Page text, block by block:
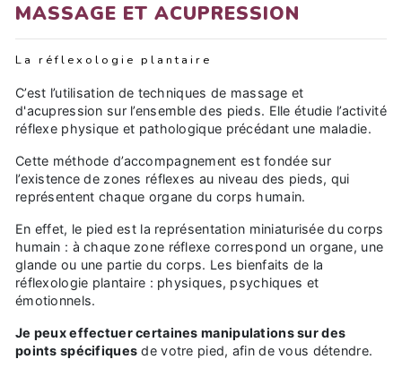
MASSAGE ET ACUPRESSION
La réflexologie plantaire
C’est l’utilisation de techniques de massage et
d'acupression sur l’ensemble des pieds. Elle étudie l’activité
réflexe physique et pathologique précédant une maladie.
Cette méthode d’accompagnement est fondée sur
l’existence de zones réflexes au niveau des pieds, qui
représentent chaque organe du corps humain.
En effet, le pied est la représentation miniaturisée du corps
humain : à chaque zone réflexe correspond un organe, une
glande ou une partie du corps. Les bienfaits de la
réflexologie plantaire : physiques, psychiques et
émotionnels.
Je peux effectuer certaines manipulations sur des
points spécifiques de votre pied, afin de vous détendre.